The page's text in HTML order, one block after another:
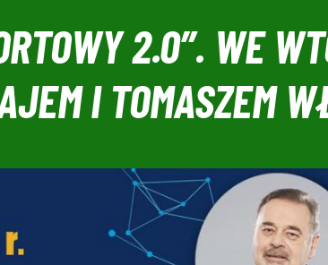
2.0”. WE
I TOMASZEM